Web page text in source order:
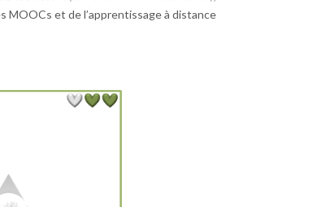
MOOCs et de l’apprentissage à distance